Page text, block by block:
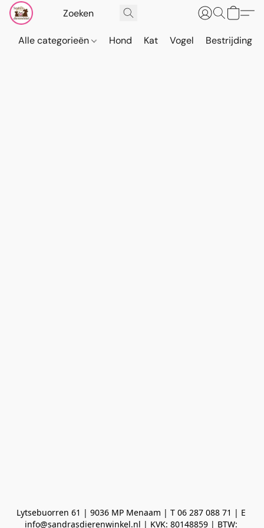
Alle categorieën Hond Kat Vogel Bestrijding
Lytsebuorren 61 | 9036 MP Menaam | T 06 287 088 71 | E
info@sandrasdierenwinkel.nl | KVK: 80148859 | BTW: